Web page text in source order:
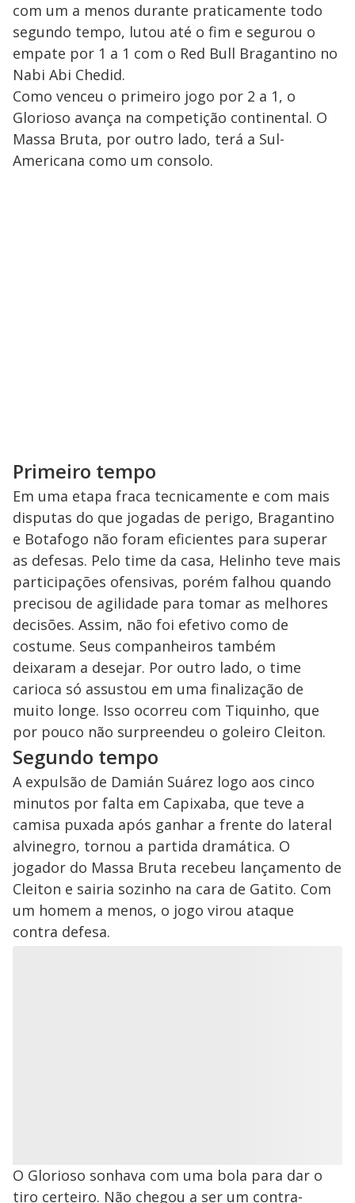
com um a menos durante praticamente todo
segundo tempo, lutou até o fim e segurou o
empate por 1 a 1 com o Red Bull Bragantino no
Nabi Abi Chedid.
Como venceu o primeiro jogo por 2 a 1, o
Glorioso avança na competição continental. O
Massa Bruta, por outro lado, terá a Sul-
Americana como um consolo.
Primeiro tempo
Em uma etapa fraca tecnicamente e com mais
disputas do que jogadas de perigo, Bragantino
e Botafogo não foram eficientes para superar
as defesas. Pelo time da casa, Helinho teve mais
participações ofensivas, porém falhou quando
precisou de agilidade para tomar as melhores
decisões. Assim, não foi efetivo como de
costume. Seus companheiros também
deixaram a desejar. Por outro lado, o time
carioca só assustou em uma finalização de
muito longe. Isso ocorreu com Tiquinho, que
por pouco não surpreendeu o goleiro Cleiton.
Segundo tempo
A expulsão de Damián Suárez logo aos cinco
minutos por falta em Capixaba, que teve a
camisa puxada após ganhar a frente do lateral
alvinegro, tornou a partida dramática. O
jogador do Massa Bruta recebeu lançamento de
Cleiton e sairia sozinho na cara de Gatito. Com
um homem a menos, o jogo virou ataque
contra defesa.
O Glorioso sonhava com uma bola para dar o
tiro certeiro. Não chegou a ser um contra-